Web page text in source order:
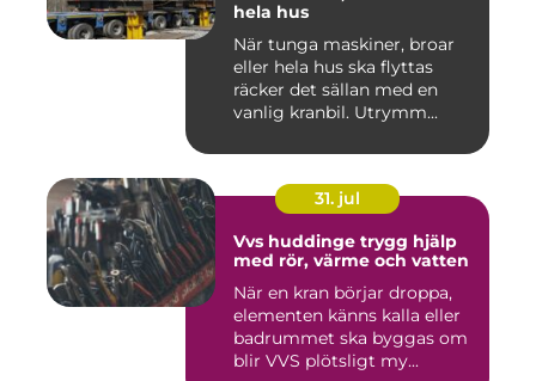
hela hus
När tunga maskiner, broar
eller hela hus ska flyttas
räcker det sällan med en
vanlig kranbil. Utrymm...
31. jul
Vvs huddinge trygg hjälp
med rör, värme och vatten
När en kran börjar droppa,
elementen känns kalla eller
badrummet ska byggas om
blir VVS plötsligt my...